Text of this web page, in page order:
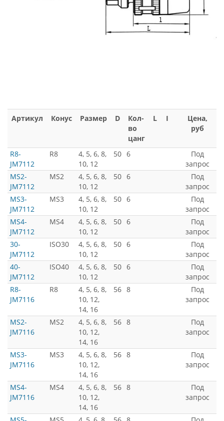
Артикул Конус Размер D
Кол-
во
цанг
L I
Цена,
руб
R8-
JM7112
R8
4, 5, 6, 8,
10, 12
50 6
Под
запрос
MS2-
JM7112
MS2
4, 5, 6, 8,
10, 12
50 6
Под
запрос
MS3-
JM7112
MS3
4, 5, 6, 8,
10, 12
50 6
Под
запрос
MS4-
JM7112
MS4
4, 5, 6, 8,
10, 12
50 6
Под
запрос
30-
JM7112
ISO30
4, 5, 6, 8,
10, 12
50 6
Под
запрос
40-
JM7112
ISO40
4, 5, 6, 8,
10, 12
50 6
Под
запрос
R8-
JM7116
R8
4, 5, 6, 8,
10, 12,
14, 16
56 8
Под
запрос
MS2-
JM7116
MS2
4, 5, 6, 8,
10, 12,
14, 16
56 8
Под
запрос
MS3-
JM7116
MS3
4, 5, 6, 8,
10, 12,
14, 16
56 8
Под
запрос
MS4-
JM7116
MS4
4, 5, 6, 8,
10, 12,
14, 16
56 8
Под
запрос